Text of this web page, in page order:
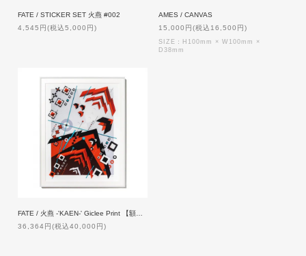
FATE / STICKER SET 火燕 #002
4,545円(税込5,000円)
AMES / CANVAS
15,000円(税込16,500円)
SIZE：H100mm × W100mm ×
D38mm
36,364円(税込40,000円)